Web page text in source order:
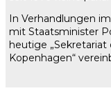
In Verhandlungen
mit Staatsminister
heutige
Kopenhagen“